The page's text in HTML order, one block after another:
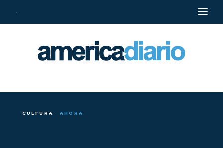
·
CULTURA AHORA